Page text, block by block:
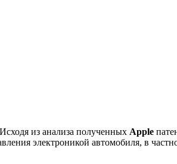
Исходя из анализа полученных Apple
электроникой автомобиля, в